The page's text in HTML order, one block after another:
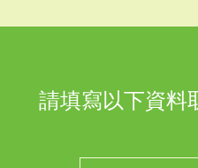
請填寫以下資料